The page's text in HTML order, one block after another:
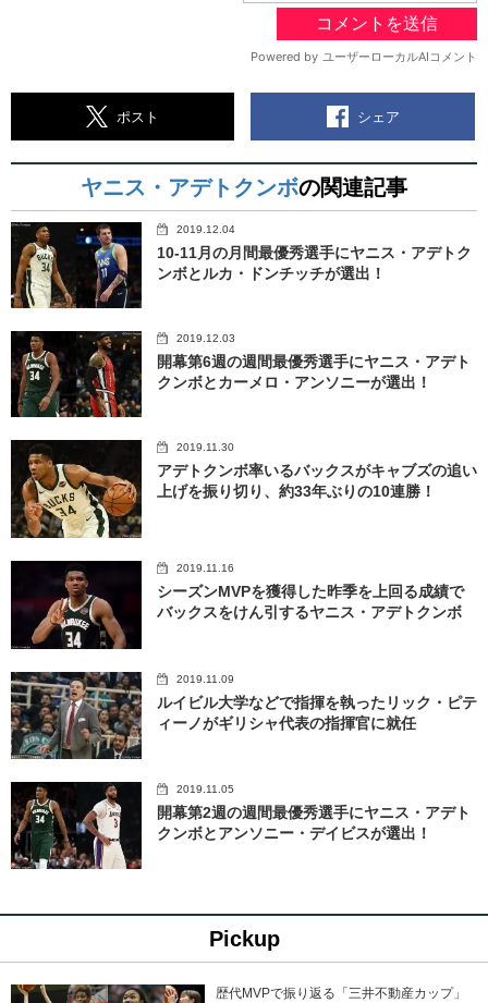
ポスト シェア
ヤニス・アデトクンボの関連記事
2019.12.04
10-11月の月間最優秀選手にヤニス・アデトク
ンボとルカ・ドンチッチが選出！
2019.12.03
開幕第6週の週間最優秀選手にヤニス・アデト
クンボとカーメロ・アンソニーが選出！
2019.11.30
アデトクンボ率いるバックスがキャブズの追い
上げを振り切り、約33年ぶりの10連勝！
2019.11.16
シーズンMVPを獲得した昨季を上回る成績で
バックスをけん引するヤニス・アデトクンボ
2019.11.09
ルイビル大学などで指揮を執ったリック・ピテ
ィーノがギリシャ代表の指揮官に就任
2019.11.05
開幕第2週の週間最優秀選手にヤニス・アデト
クンボとアンソニー・デイビスが選出！
Pickup
歴代MVPで振り返る「三井不動産カップ」